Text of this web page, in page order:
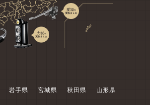
岩手県 宮城県 秋田県
山形県